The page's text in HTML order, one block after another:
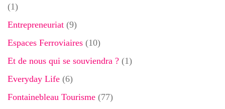
(1)
Entrepreneuriat (9)
Espaces Ferroviaires (10)
Et de nous qui se souviendra ? (1)
Everyday Life (6)
Fontainebleau Tourisme (77)